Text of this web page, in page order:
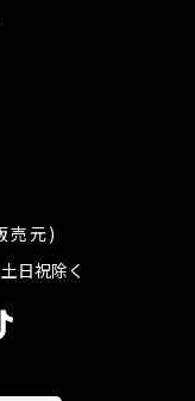
売元)
日祝除く